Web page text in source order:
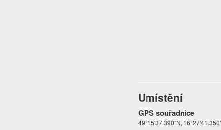
Umístění
GPS souřadnice
49°15'37.390"N,